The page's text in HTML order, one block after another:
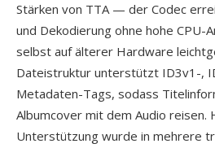
Stärken von TTA — der Codec
und Dekodierung ohne hohe CPU-
selbst auf älterer Hardware
Dateistruktur unterstützt ID3v1-,
Metadaten-Tags, sodass
Albumcover mit dem Audio reisen.
Unterstützung wurde in mehrere